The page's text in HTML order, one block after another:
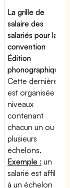
La grille de
salaire des
salariés pour la
convention
Édition
phonographique
Cette dernière
est organisée en
niveaux
contenant
chacun un ou
plusieurs
échelons.
Exemple : un
salarié est affilié
à un échelon